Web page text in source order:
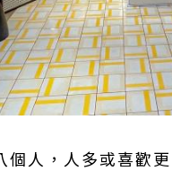
人，人多或喜歡